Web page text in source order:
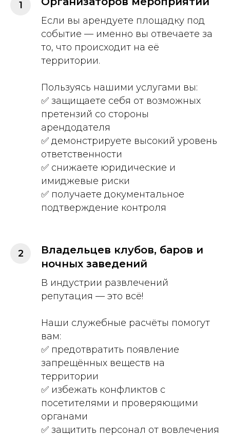
Если вы арендуете площадку под
событие — именно вы отвечаете за
то, что происходит на её
территории.
Пользуясь нашими услугами вы:
✅ защищаете себя от возможных
претензий со стороны
арендодателя
✅ демонстрируете высокий уровень
ответственности
✅ снижаете юридические и
имиджевые риски
✅ получаете документальное
подтверждение контроля
Владельцев клубов, баров и
ночных заведений
В индустрии развлечений
репутация — это всё!
Наши служебные расчёты помогут
вам:
✅ предотвратить появление
запрещённых веществ на
территории
✅ избежать конфликтов с
посетителями и проверяющими
органами
✅ защитить персонал от вовлечения